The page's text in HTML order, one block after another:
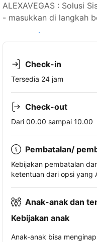
ALEXAVEGAS : Solusi
- masukkan di langkah
Lihat ketersediaan
Check-in
Tersedia 24 jam
Check-out
Dari 00.00 sampai 10.00
Pembatalan/
Kebijakan pembatalan
ketentuan dari opsi yang
Anak-anak dan
Kebijakan anak
Anak-anak bisa